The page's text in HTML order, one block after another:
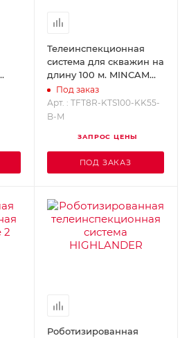
Телеинспекционная
система для скважин на
длину 100 м. MINCAM
TFT8R-KTS100-KK55-B-M
Под заказ
Арт. : TFT8R-KTS100-KK55-
B-M
ЗАПРОС ЦЕНЫ
ПОД ЗАКАЗ
Роботизированная